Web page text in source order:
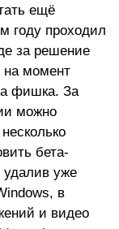
ещё
году проходил
за решение
на момент
фишка. За
можно
бета-
удалив уже
в
и видео